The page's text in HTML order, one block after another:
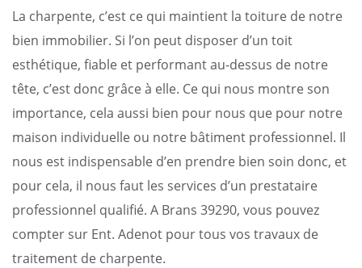
La charpente, c’est ce qui maintient la toiture de notre
bien immobilier. Si l’on peut disposer d’un toit
esthétique, fiable et performant au-dessus de notre
tête, c’est donc grâce à elle. Ce qui nous montre son
importance, cela aussi bien pour nous que pour notre
maison individuelle ou notre bâtiment professionnel. Il
nous est indispensable d’en prendre bien soin donc, et
pour cela, il nous faut les services d’un prestataire
professionnel qualifié. A Brans 39290, vous pouvez
compter sur Ent. Adenot pour tous vos travaux de
traitement de charpente.